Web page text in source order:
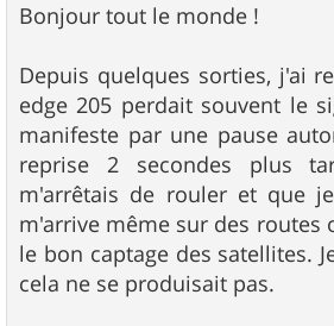
s
s
g
e
Bonjour tout le monde !
Depuis quelques sorties, j'ai
edge 205 perdait souvent le
manifeste par une pause
reprise 2 secondes plus
m'arrêtais de rouler et que
m'arrive même sur des routes
le bon captage des satellites.
cela ne se produisait pas.